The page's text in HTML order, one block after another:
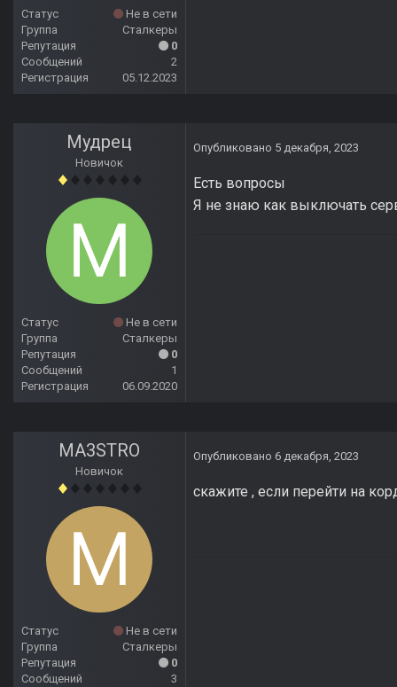
Статус
Не в сети
Группа
Сталкеры
Репутация
0
Сообщений
2
Регистрация
05.12.2023
Мудрец
Новичок
Статус
Не в сети
Группа
Сталкеры
Репутация
0
Сообщений
1
Регистрация
06.09.2020
Опубликовано 5 декабря, 2023
Есть вопросы
Я не знаю как выключать
MA3STRO
Новичок
Статус
Не в сети
Группа
Сталкеры
Репутация
0
Сообщений
3
Опубликовано 6 декабря, 2023
скажите , если перейти на